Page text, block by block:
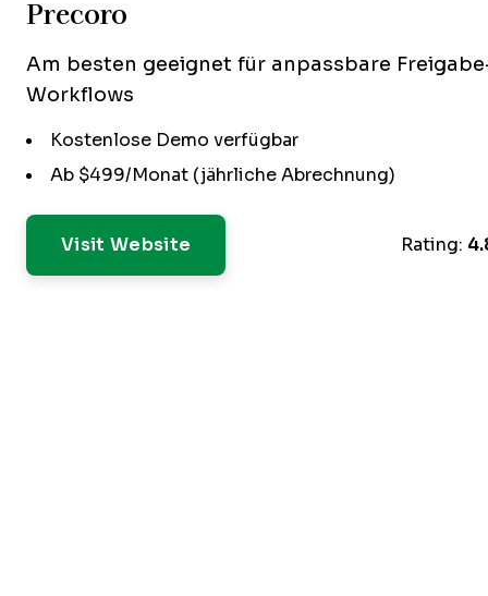
Precoro
Am besten geeignet für anpassbare
Workflows
Kostenlose Demo verfügbar
Ab $499/Monat (jährliche Abrechnung)
Visit Website Rating: